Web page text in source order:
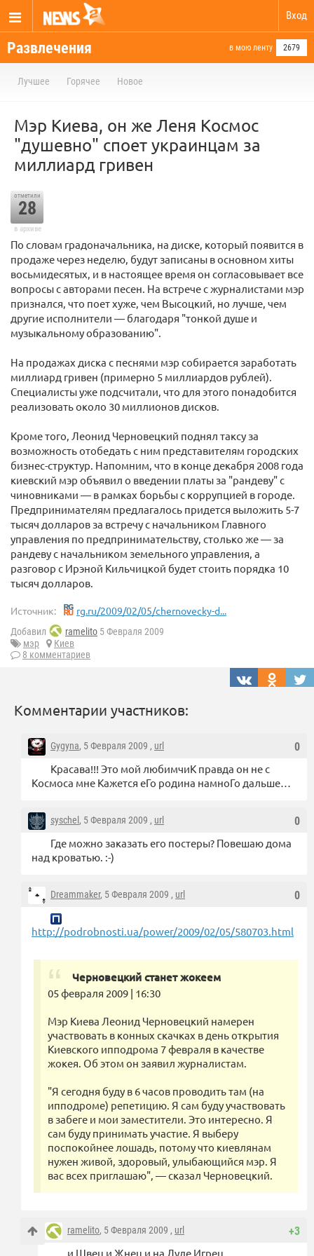
Вход
Развлечения в мою ленту 2679
Лучшее Горячее Новое
Мэр Киева, он же Леня Космос
"душевно" споет украинцам за
миллиард гривен
отметили
28
в архиве
По словам градоначальника, на диске, который появится в
продаже через неделю, будут записаны в основном хиты
восьмидесятых, и в настоящее время он согласовывает все
вопросы с авторами песен. На встрече с журналистами мэр
признался, что поет хуже, чем Высоцкий, но лучше, чем
другие исполнители — благодаря "тонкой душе и
музыкальному образованию".
На продажах диска с песнями мэр собирается заработать
миллиард гривен (примерно 5 миллиардов рублей).
Специалисты уже подсчитали, что для этого понадобится
реализовать около 30 миллионов дисков.
Кроме того, Леонид Черновецкий поднял таксу за
возможность отобедать с ним представителям городских
бизнес-структур. Напомним, что в конце декабря 2008 года
киевский мэр объявил о введении платы за "рандеву" с
чиновниками — в рамках борьбы с коррупцией в городе.
Предпринимателям предлагалось придется выложить 5-7
тысяч долларов за встречу с начальником Главного
управления по предпринимательству, столько же — за
рандеву с начальником земельного управления, а
разговор с Ирэной Кильчицкой будет стоить порядка 10
тысяч долларов.
Источник: rg.ru/2009/02/05/chernovecky-d...
Добавил ramelito 5 Февраля 2009
мэр
Киев
8 комментариев
Комментарии участников:
0
Gygyna, 5 Февраля 2009 , url
Красава!!! Это мой любимчиК правда он не с
Космоса мне Кажется еГо родина намноГо дальше…
0
syschel , 5 Февраля 2009 , url
Где можно заказать его постеры? Повешаю дома
над кроватью. :-)
0
Dreammaker, 5 Февраля 2009 , url
http://podrobnosti.ua/power/2009/02/05/580703.html
Черновецкий станет жокеем
05 февраля 2009 | 16:30
Мэр Киева Леонид Черновецкий намерен
участвовать в конных скачках в день открытия
Киевского ипподрома 7 февраля в качестве
жокея. Об этом он заявил журналистам.
"Я сегодня буду в 6 часов проводить там (на
ипподроме) репетицию. Я сам буду участвовать
в забеге и мои заместители. Это интересно. Я
сам буду принимать участие. Я выберу
поспокойнее лошадь, потому что киевлянам
нужен живой, здоровый, улыбающийся мэр. Я
вас всех приглашаю", — сказал Черновецкий.
+3
ramelito, 5 Февраля 2009 , url
и Швец и Жнец и на Дуде Игрец.